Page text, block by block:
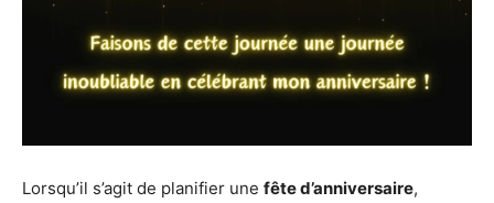
Lorsqu’il s’agit de planifier une fête d’anniversaire,